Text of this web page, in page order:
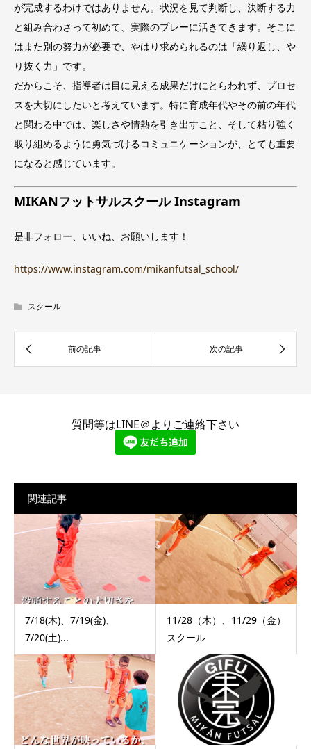
が完成するわけではありません。状況を見て判断し、決断する力
と組み合わさって初めて、実際のプレーに活きてきます。そこに
はまた別の努力が必要で、やはり求められるのは「繰り返し、や
り抜く力」です。
だからこそ、指導者は目に見える成果だけにとらわれず、プロセ
スを大切にしたいと考えています。特に育成年代やその前の年代
と関わる中では、楽しさや情熱を引き出すこと、そして粘り強く
取り組めるように勇気づけるコミュニケーションが、とても重要
になると感じています。
MIKANフットサルスクール Instagram
是非フォロー、いいね、お願いします！
https://www.instagram.com/mikanfutsal_school/
スクール
質問等はLINE＠よりご連絡下さい
関連記事
7/18(木)、7/19(金)、
7/20(土)...
11/28（木）、11/29（金）
スクール